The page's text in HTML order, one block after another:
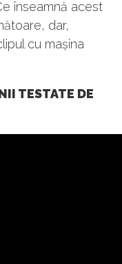
înseamnă acest
dar,
cu mașina
TESTATE DE